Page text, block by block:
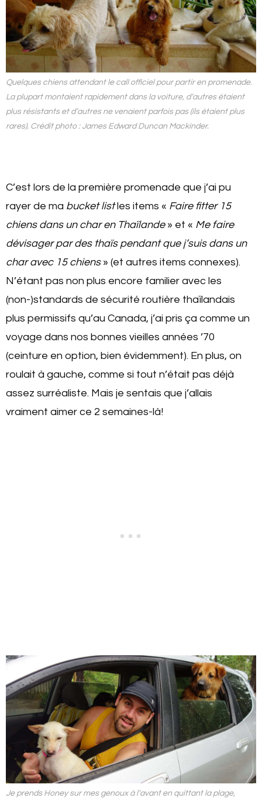
Quelques chiens attendant le callofficiel pour partir en promenade.
La plupart montaient rapidement dans la voiture, d’autres étaient
plus résistants et d’autres ne venaient parfois pas (ils étaient plus
rares). Crédit photo : James Edward Duncan Mackinder.
C’est lors de la première promenade que j’ai pu
rayer de ma bucket listles items « Faire fitter 15
chiens dans un char en Thaïlande» et « Me faire
dévisager par des thaïs pendant que j’suis dans un
char avec 15 chiens» (et autres items connexes).
N’étant pas non plus encore familier avec les
(non-)standards de sécurité routière thaïlandais
plus permissifs qu’au Canada, j’ai pris ça comme un
voyage dans nos bonnes vieilles années ’70
(ceinture en option, bien évidemment). En plus, on
roulait à gauche, comme si tout n’était pas déjà
assez surréaliste. Mais je sentais que j’allais
vraiment aimer ce 2 semaines-là!
Je prends Honey sur mes genoux à l’avant en quittant la plage,